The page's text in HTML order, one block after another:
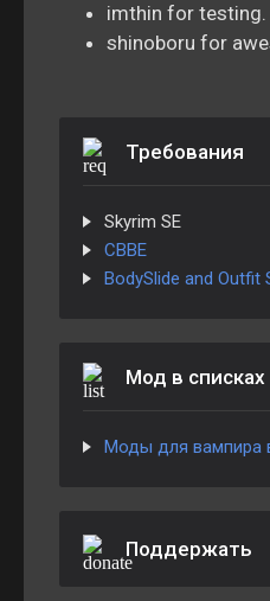
imthin for testing.
shinoboru for
Требования
Skyrim SE
CBBE
BodySlide and Outfit
Мод в списках
Моды для вампира
Поддержать